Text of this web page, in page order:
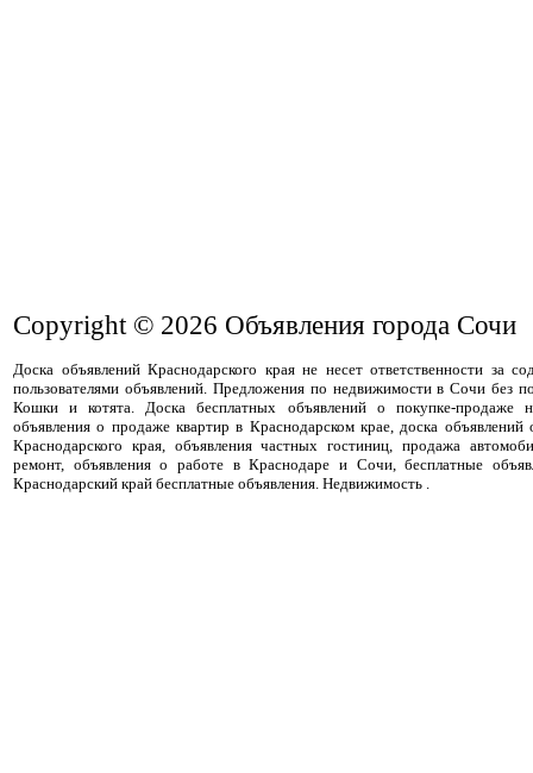
Copyright © 2026 Объявления города Сочи
Доска объявлений Краснодарского края не несет ответственности за
пользователями объявлений. Предложения по недвижимости в Сочи без
Кошки и котята. Доска бесплатных объявлений о покупке-продаже
объявления о продаже квартир в Краснодарском крае, доска
Краснодарского края, объявления частных гостиниц, продажа
ремонт, объявления о работе в Краснодаре и Сочи, бесплатные
Краснодарский край бесплатные объявления. Недвижимость .